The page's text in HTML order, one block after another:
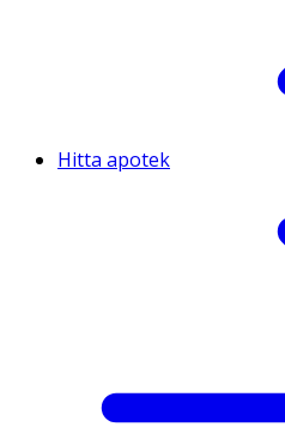
Hitta apotek